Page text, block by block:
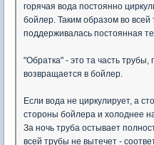
горячая вода постоянно
бойлер. Таким образом во всей
поддерживалась постоянная
"Обратка" - это та часть
возвращается в бойлер.
Если вода не циркулирует, а
стороны бойлера и холоднее
За ночь труба остывает
всей трубы не вытечет -